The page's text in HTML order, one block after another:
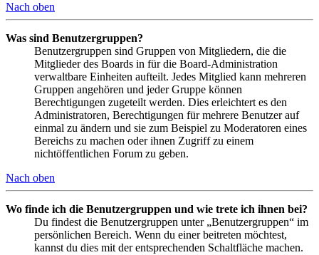
Nach oben
Was sind Benutzergruppen?
Benutzergruppen sind Gruppen von Mitgliedern, die die
Mitglieder des Boards in für die Board-Administration
verwaltbare Einheiten aufteilt. Jedes Mitglied kann mehreren
Gruppen angehören und jeder Gruppe können
Berechtigungen zugeteilt werden. Dies erleichtert es den
Administratoren, Berechtigungen für mehrere Benutzer auf
einmal zu ändern und sie zum Beispiel zu Moderatoren eines
Bereichs zu machen oder ihnen Zugriff zu einem
nichtöffentlichen Forum zu geben.
Nach oben
Wo finde ich die Benutzergruppen und wie trete ich ihnen bei?
Du findest die Benutzergruppen unter „Benutzergruppen“ im
persönlichen Bereich. Wenn du einer beitreten möchtest,
kannst du dies mit der entsprechenden Schaltfläche machen.